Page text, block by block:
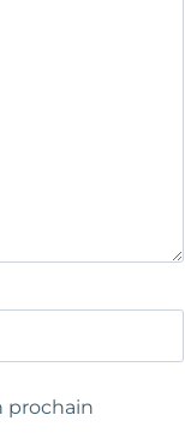
prochain